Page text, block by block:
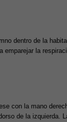
dentro de la
a emparejar la
con la mano
de la izquierda.